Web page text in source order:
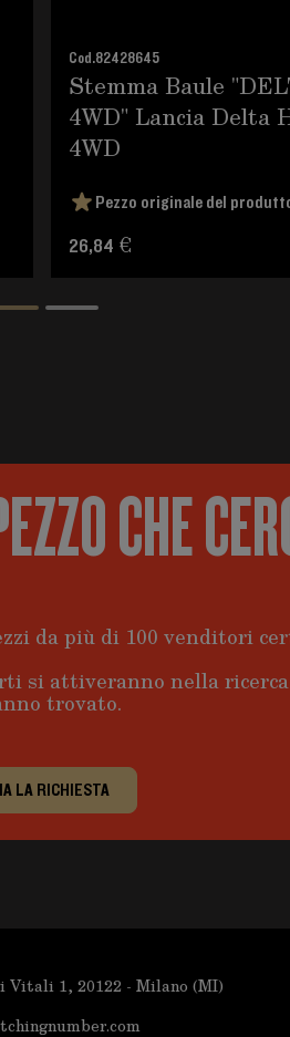
Cod.82428645
Stemma Baule
4WD" Lancia Delta
4WD
Pezzo originale del
26,84 €
CHE
da più di 100 venditori
si attiveranno nella
trovato.
LA RICHIESTA
Vitali 1, 20122 - Milano (MI)